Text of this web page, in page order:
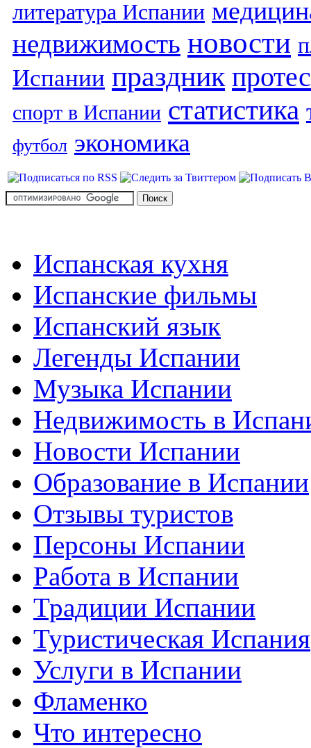
литература Испании
недвижимость новости
Испании праздник
спорт в Испании статистика
футбол экономика
Испанская кухня
Испанские фильмы
Испанский язык
Легенды Испании
Музыка Испании
Недвижимость в
Новости Испании
Образование в Испании
Отзывы туристов
Персоны Испании
Работа в Испании
Традиции Испании
Туристическая Испания
Услуги в Испании
Фламенко
Что интересно